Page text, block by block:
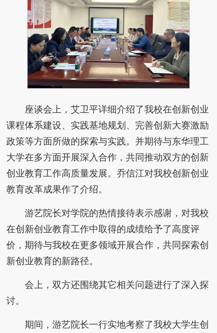
座谈会上，艾卫平详细介绍了我校在创新创业
课程体系建设、实践基地规划、完善创新大赛激励
政策等方面所做的探索与实践。并期待与东华理工
大学在多方面开展深入合作，共同推动双方的创新
创业教育工作高质量发展。乔信江对我校创新创业
教育改革成果作了介绍。
游艺院长对学院的热情接待表示感谢，对我校
在创新创业教育工作中取得的成绩给予了高度评
价，期待与我校在更多领域开展合作，共同探索创
新创业教育的新路径。
会上，双方还围绕其它相关问题进行了深入探
讨。
期间，游艺院长一行实地考察了我校大学生创